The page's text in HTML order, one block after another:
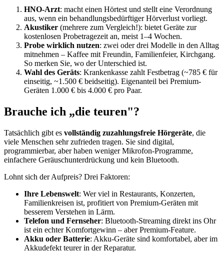
HNO-Arzt: macht einen Hörtest und stellt eine Verordnung
aus, wenn ein behandlungsbedürftiger Hörverlust vorliegt.
Akustiker (mehrere zum Vergleich!): bietet Geräte zur
kostenlosen Probetragezeit an, meist 1–4 Wochen.
Probe wirklich nutzen: zwei oder drei Modelle in den Alltag
mitnehmen – Kaffee mit Freundin, Familienfeier, Kirchgang.
So merken Sie, wo der Unterschied ist.
Wahl des Geräts: Krankenkasse zahlt Festbetrag (~785 € für
einseitig, ~1.500 € beidseitig). Eigenanteil bei Premium-
Geräten 1.000 € bis 4.000 € pro Paar.
Brauche ich „die teuren"?
Tatsächlich gibt es vollständig zuzahlungsfreie Hörgeräte, die
viele Menschen sehr zufrieden tragen. Sie sind digital,
programmierbar, aber haben weniger Mikrofon-Programme,
einfachere Geräuschunterdrückung und kein Bluetooth.
Lohnt sich der Aufpreis? Drei Faktoren:
Ihre Lebenswelt: Wer viel in Restaurants, Konzerten,
Familienkreisen ist, profitiert von Premium-Geräten mit
besserem Verstehen in Lärm.
Telefon und Fernseher: Bluetooth-Streaming direkt ins Ohr
ist ein echter Komfortgewinn – aber Premium-Feature.
Akku oder Batterie: Akku-Geräte sind komfortabel, aber im
Akkudefekt teurer in der Reparatur.